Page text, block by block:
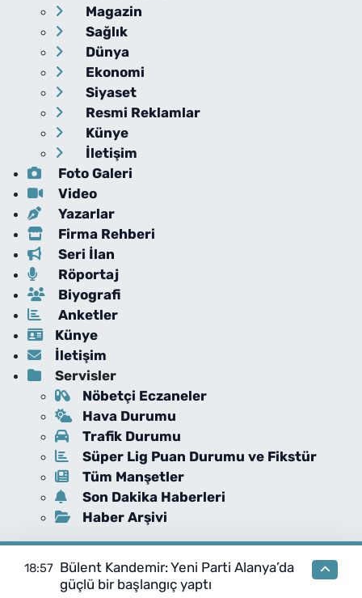
Magazin
Sağlık
Dünya
Ekonomi
Siyaset
Resmi Reklamlar
Künye
İletişim
Foto Galeri
Video
Yazarlar
Firma Rehberi
Seri İlan
Röportaj
Biyografi
Anketler
Künye
İletişim
Servisler
Nöbetçi Eczaneler
Hava Durumu
Trafik Durumu
Süper Lig Puan Durumu ve Fikstür
Tüm Manşetler
Son Dakika Haberleri
Haber Arşivi
18:57 Bülent Kandemir: Yeni Parti Alanya’da
güçlü bir başlangıç yaptı